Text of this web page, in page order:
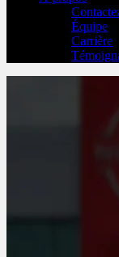
Équipe
Carrière